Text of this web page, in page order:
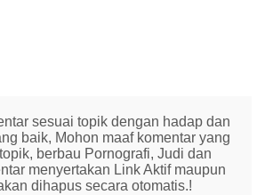
sesuai topik dengan hadap dan
baik, Mohon maaf komentar yang
berbau Pornografi, Judi dan
menyertakan Link Aktif maupun
dihapus secara otomatis.!